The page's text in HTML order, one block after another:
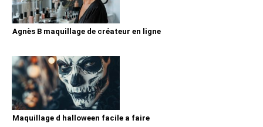
Agnès B maquillage de créateur en ligne
Maquillage d halloween facile a faire